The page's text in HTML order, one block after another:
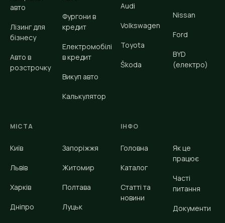
авто
Лізинг для
бізнесу
Авто в
розстрочку
Фургони в
кредит
Електромобілі
в кредит
Викуп авто
Калькулятор
Audi
Volkswagen
Toyota
Škoda
Nissan
Ford
BYD
(електро)
МІСТА
Київ
Львів
Харків
Дніпро
Запоріжжя
Житомир
Полтава
Луцьк
ІНФО
Головна
Каталог
Статті та
новини
Як це
працює
Часті
питання
Документи